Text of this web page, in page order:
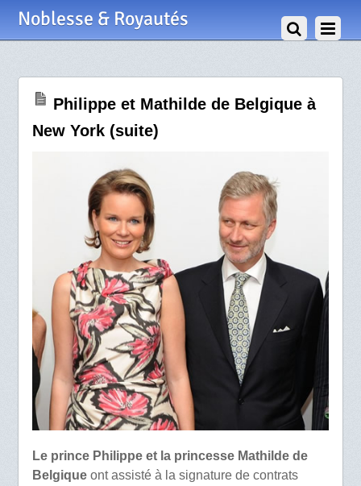
Noblesse & Royautés
Philippe et Mathilde de Belgique à
New York (suite)
Le prince Philippe et la princesse Mathilde de
Belgique ont assisté à la signature de contrats